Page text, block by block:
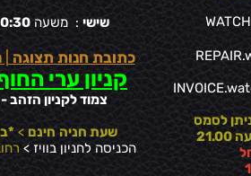
לסמס
שישי : משעה
כתובת חנות תצוגה|
קניון ערי
צמוד לקניון הזהב -
שעת חניה חינם >
הכניסה לחניון בוויז >